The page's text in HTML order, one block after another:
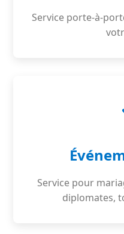
Service porte-à-
Service pour
diplomates,